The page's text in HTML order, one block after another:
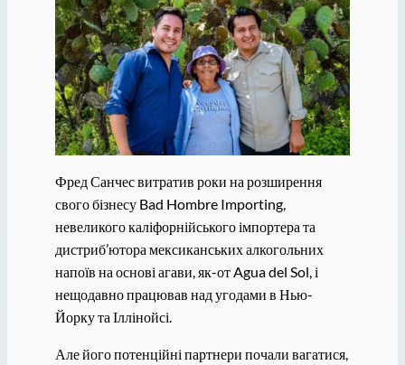
Фред Санчес витратив роки на розширення
свого бізнесу Bad Hombre Importing,
невеликого каліфорнійського імпортера та
дистриб’ютора мексиканських алкогольних
напоїв на основі агави, як-от Agua del Sol, і
нещодавно працював над угодами в Нью-
Йорку та Іллінойсі.
Але його потенційні партнери почали вагатися,